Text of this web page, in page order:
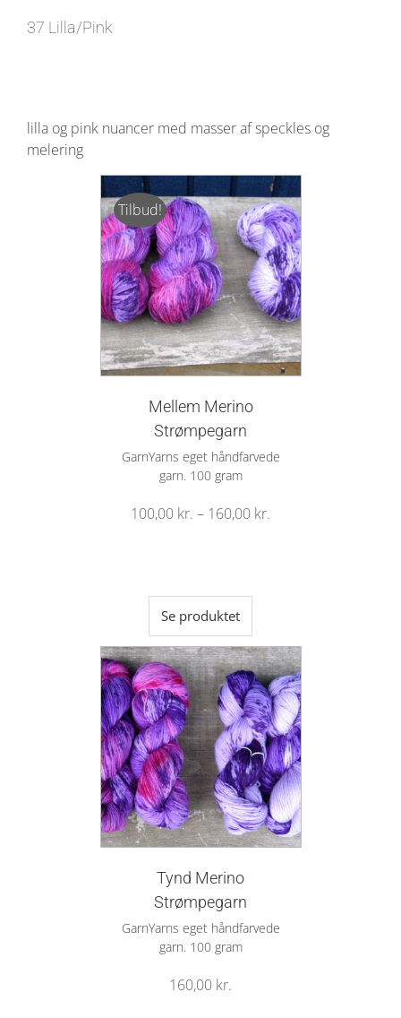
37 Lilla/Pink
lilla og pink nuancer med masser af speckles og
melering
Tilbud!
Mellem Merino
Strømpegarn
GarnYarns eget håndfarvede
garn. 100 gram
100,00 kr. – 160,00 kr.
Se produktet
Tynd Merino
Strømpegarn
GarnYarns eget håndfarvede
garn. 100 gram
160,00 kr.